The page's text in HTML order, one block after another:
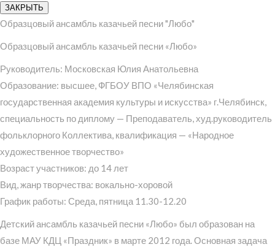
ЗАКРЫТЬ
Образцовый ансамбль казачьей песни "Любо"
Образцовый ансамбль казачьей песни «Любо»
Руководитель: Московская Юлия Анатольевна
Образование: высшее, ФГБОУ ВПО «Челябинская
государственная академия культуры и искусства» г.Челябинск,
специальность по диплому — Преподаватель, худ.руководитель
фольклорного Коллектива, квалификация — «Народное
художественное творчество»
Возраст участников: до 14 лет
Вид, жанр творчества: вокально-хоровой
График работы: Среда, пятница 11.30-12.20
Детский ансамбль казачьей песни «Любо» был образован на
базе МАУ КДЦ «Праздник» в марте 2012 года. Основная задача